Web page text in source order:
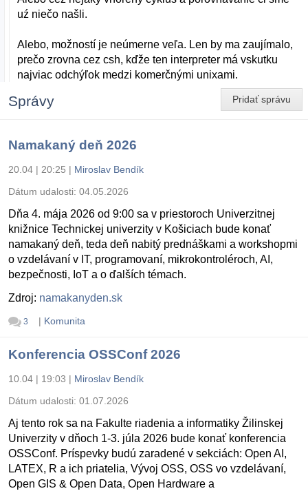
uź niečo našli.
Alebo, možností je neúmerne veľa. Len by ma zaujímalo,
prečo zrovna cez csh, kďže ten interpreter má vskutku
najviac odchýľok medzi komerčnými unixami.
Pridať správu
Správy
Namakaný deň 2026
20.04 | 20:25 | Miroslav Bendík
Dátum udalosti: 04.05.2026
Dňa 4. mája 2026 od 9:00 sa v priestoroch Univerzitnej
knižnice Technickej univerzity v Košiciach bude konať
namakaný deň, teda deň nabitý prednáškami a workshopmi
o vzdelávaní v IT, programovaní, mikrokontroléroch, AI,
bezpečnosti, IoT a o ďalších témach.
Zdroj: namakanyden.sk
3 | Komunita
Konferencia OSSConf 2026
10.04 | 19:03 | Miroslav Bendík
Dátum udalosti: 01.07.2026
Aj tento rok sa na Fakulte riadenia a informatiky Žilinskej
Univerzity v dňoch 1-3. júla 2026 bude konať konferencia
OSSConf. Príspevky budú zaradené v sekciách: Open AI,
LATEX, R a ich priatelia, Vývoj OSS, OSS vo vzdelávaní,
Open GIS & Open Data, Open Hardware a